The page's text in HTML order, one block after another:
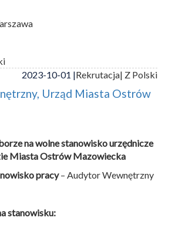
2023-10-01 |Rekrutacja| Z Polski
Urząd Miasta Ostrów
na wolne stanowisko urzędnicze
Miasta Ostrów Mazowiecka
pracy– Audytor Wewnętrzny
stanowisku: